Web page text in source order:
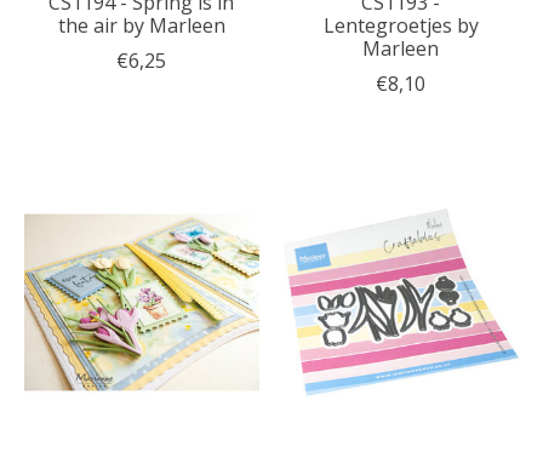
the air by Marleen
€6,25
Lentegroetjes by
Marleen
€8,10